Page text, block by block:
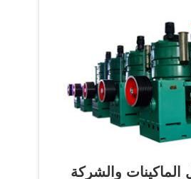
الماكينات والشركة